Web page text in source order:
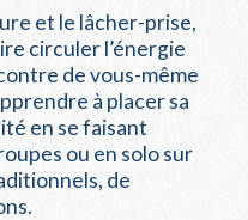
et le lâcher-prise,
circuler l’énergie
de vous-même
à placer sa
en se faisant
ou en solo sur
de